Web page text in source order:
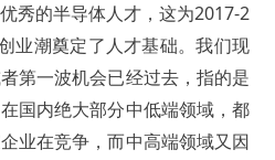
秀的半导体人才，这为2017-2
业潮奠定了人才基础。我们现
第一波机会已经过去，指的是
国内绝大部分中低端领域，都
业在竞争，而中高端领域又因